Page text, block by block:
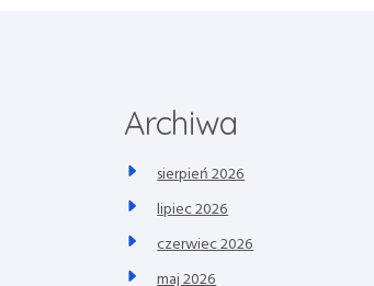
Archiwa
sierpień 2026
lipiec 2026
czerwiec 2026
maj 2026